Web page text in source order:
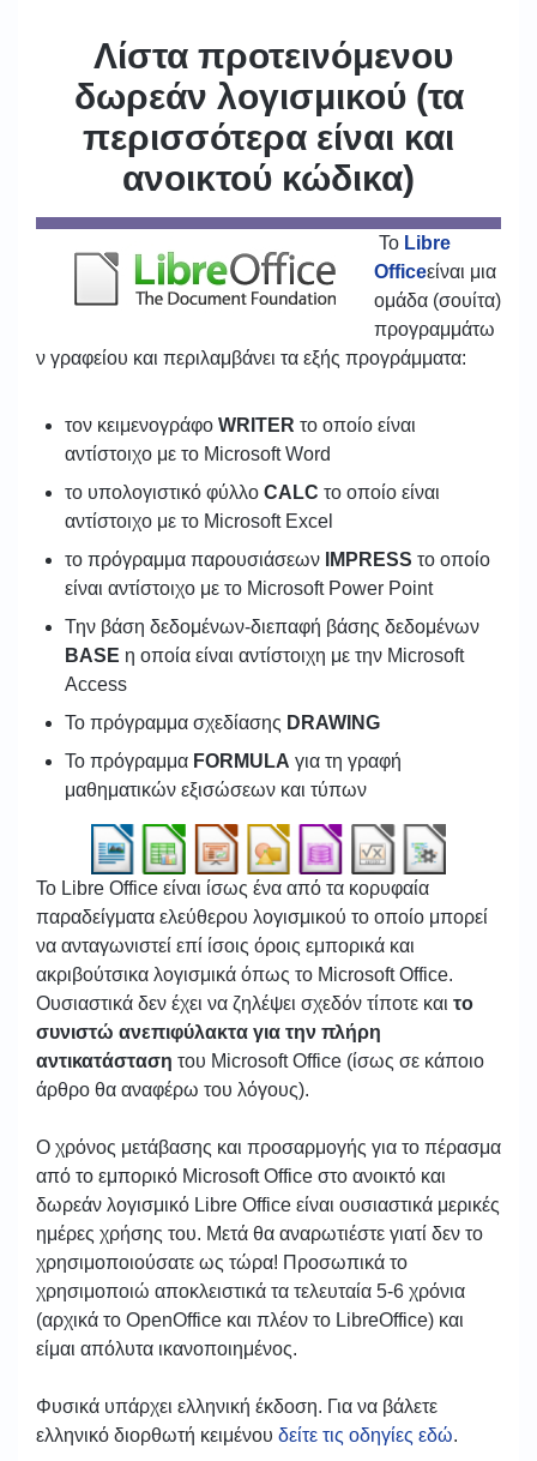
Λίστα προτεινόμενου
δωρεάν λογισμικού (τα
περισσότερα είναι και
ανοικτού κώδικα)
Το Libre
Officeείναι μια
ομάδα (σουίτα)
προγραμμάτω
ν γραφείου και περιλαμβάνει τα εξής προγράμματα:
τον κειμενογράφο WRITER το οποίο είναι
αντίστοιχο με το Microsoft Word
το υπολογιστικό φύλλο CALC το οποίο είναι
αντίστοιχο με το Microsoft Excel
το πρόγραμμα παρουσιάσεων
IMPRESS το οποίο
είναι αντίστοιχο με το Microsoft Power Point
Την βάση δεδομένων-διεπαφή βάσης δεδομένων
BASE η οποία είναι αντίστοιχη με την Microsoft
Access
Το πρόγραμμα σχεδίασης DRAWING
Το πρόγραμμα FORMULA για τη γραφή
μαθηματικών εξισώσεων και τύπων
Το Libre Office είναι ίσως ένα από τα κορυφαία
παραδείγματα ελεύθερου λογισμικού το οποίο μπορεί
να ανταγωνιστεί επί ίσοις όροις εμπορικά και
ακριβούτσικα λογισμικά όπως το Microsoft Office.
Ουσιαστικά δεν έχει να ζηλέψει σχεδόν τίποτε και το
συνιστώ ανεπιφύλακτα για την πλήρη
αντικατάσταση του Microsoft Office (ίσως σε κάποιο
άρθρο θα αναφέρω του λόγους).
Ο χρόνος μετάβασης και προσαρμογής για το πέρασμα
από το εμπορικό Microsoft Office στο ανοικτό και
δωρεάν λογισμικό Libre Office είναι ουσιαστικά μερικές
ημέρες χρήσης του. Μετά θα αναρωτιέστε γιατί δεν το
χρησιμοποιούσατε ως τώρα! Προσωπικά το
χρησιμοποιώ αποκλειστικά τα τελευταία 5-6 χρόνια
(αρχικά το OpenOffice και πλέον το LibreOffice) και
είμαι απόλυτα ικανοποιημένος.
Φυσικά υπάρχει ελληνική έκδοση. Για να βάλετε
ελληνικό διορθωτή κειμένου δείτε τις οδηγίες εδώ.